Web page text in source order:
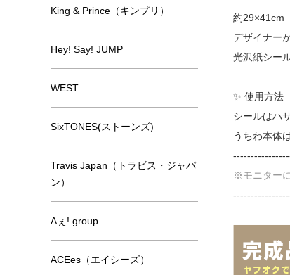
約29×41cm
デザイナー
光沢紙シー
✨ 使用方法
シールはハ
うちわ本体
※モニター
King & Prince（キンプリ）
Hey! Say! JUMP
WEST.
SixTONES(ストーンズ)
Travis Japan（トラビス・ジャパ
ン）
Aぇ! group
ACEes（エイシーズ）